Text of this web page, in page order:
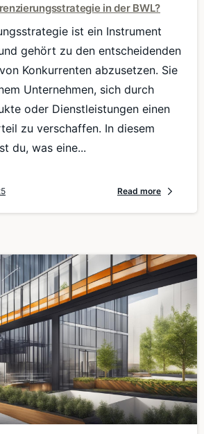
in der BWL?
ist ein Instrument
gehört zu den entscheidenden
Konkurrenten abzusetzen. Sie
Unternehmen, sich durch
oder Dienstleistungen einen
zu verschaffen. In diesem
du, was eine...
Read more
0